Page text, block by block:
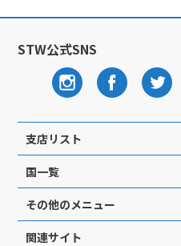
STW公式SNS
支店リスト
国一覧
その他のメニュー
関連サイト